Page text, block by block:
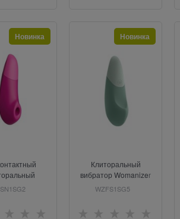
Womanizer
Новинка
Клиторальный
вибратор Womanizer
Vibe, мятный
WZFS1SG5
Новинка